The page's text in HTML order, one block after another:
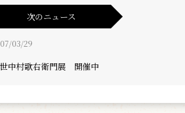
次のニュース
03/29
中村歌右衛門展 開催中